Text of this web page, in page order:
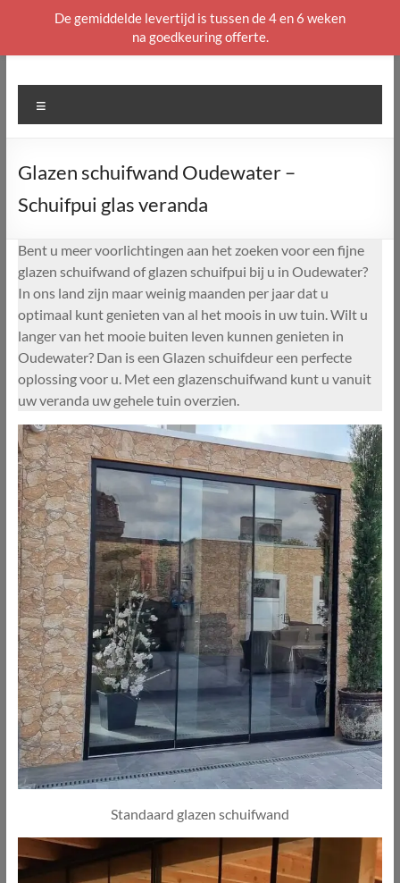
naar
Glazen schuifwand Oudewater –
Schuifpui glas veranda
Bent u meer voorlichtingen aan het zoeken voor een fijne
glazen schuifwand of glazen schuifpui bij u in Oudewater?
In ons land zijn maar weinig maanden per jaar dat u
optimaal kunt genieten van al het moois in uw tuin. Wilt u
langer van het mooie buiten leven kunnen genieten in
Oudewater? Dan is een Glazen schuifdeur een perfecte
oplossing voor u. Met een glazenschuifwand kunt u vanuit
uw veranda uw gehele tuin overzien.
Standaard glazen schuifwand
De gemiddelde levertijd is tussen de 4 en 6 weken
na goedkeuring offerte.